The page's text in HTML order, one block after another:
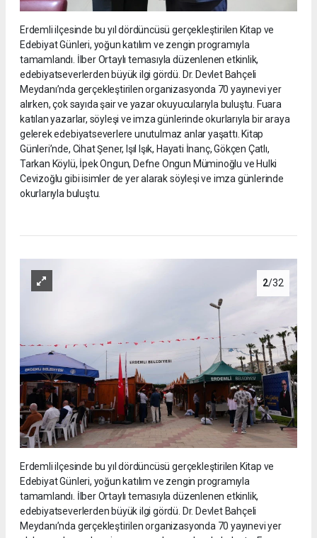
Erdemli ilçesinde bu yıl dördüncüsü gerçekleştirilen Kitap ve
Edebiyat Günleri, yoğun katılım ve zengin programıyla
tamamlandı. İlber Ortaylı temasıyla düzenlenen etkinlik,
edebiyatseverlerden büyük ilgi gördü. Dr. Devlet Bahçeli
Meydanı’nda gerçekleştirilen organizasyonda 70 yayınevi yer
alırken, çok sayıda şair ve yazar okuyucularıyla buluştu. Fuara
katılan yazarlar, söyleşi ve imza günlerinde okurlarıyla bir araya
gelerek edebiyatseverlere unutulmaz anlar yaşattı. Kitap
Günleri’nde, Cihat Şener, Işıl Işık, Hayati İnanç, Gökçen Çatlı,
Tarkan Köylü, İpek Ongun, Defne Ongun Müminoğlu ve Hulki
Cevizoğlu gibi isimler de yer alarak söyleşi ve imza günlerinde
okurlarıyla buluştu.
2/32
Erdemli ilçesinde bu yıl dördüncüsü gerçekleştirilen Kitap ve
Edebiyat Günleri, yoğun katılım ve zengin programıyla
tamamlandı. İlber Ortaylı temasıyla düzenlenen etkinlik,
edebiyatseverlerden büyük ilgi gördü. Dr. Devlet Bahçeli
Meydanı’nda gerçekleştirilen organizasyonda 70 yayınevi yer